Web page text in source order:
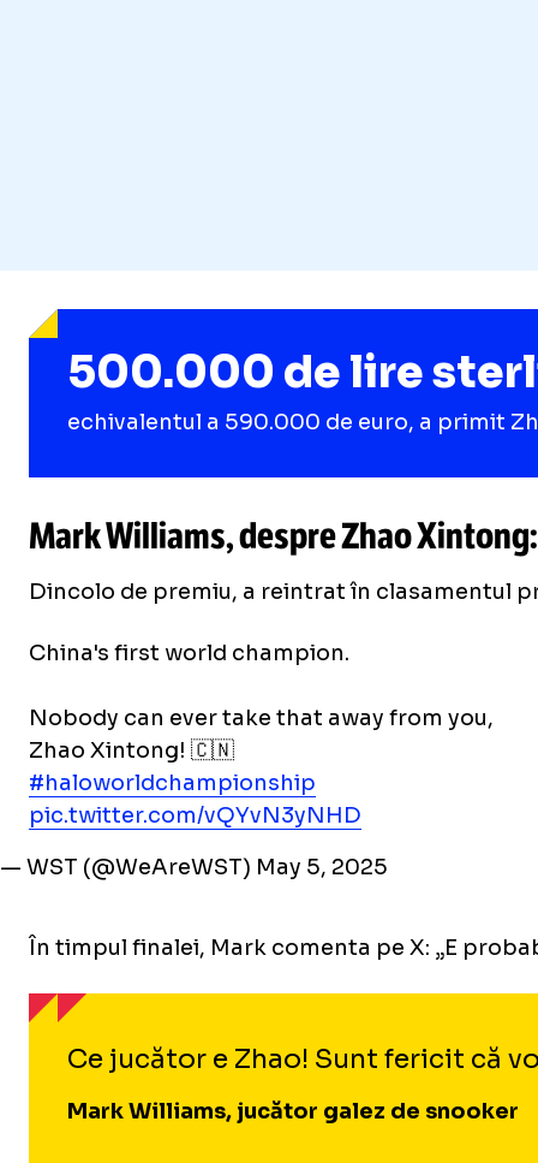
500.000 de lire
echivalentul a 590.000 de euro, a primit
Mark Williams, despre Zhao
Dincolo de premiu, a reintrat în clasamentul
China's first world champion.
Nobody can ever take that away from you,
Zhao Xintong! 🇨🇳
#haloworldchampionship
pic.twitter.com/vQYvN3yNHD
— WST (@WeAreWST) May 5, 2025
În timpul finalei, Mark comenta pe X: „E
Ce jucător e Zhao! Sunt fericit că
Mark Williams, jucător galez de snooker